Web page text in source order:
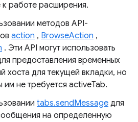
работе расширения.
методов API-
action , BrowseAction ,
. Эти API могут использовать
предоставления временных
хоста для текущей вкладки, но
им не требуется activeTab.
tabs.sendMessage для
на определенную